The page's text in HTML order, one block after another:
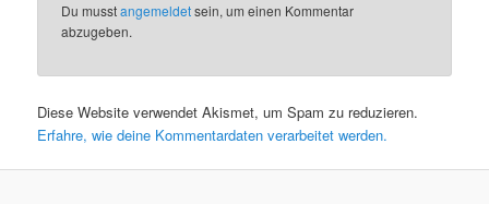
Du musstangemeldetsein, um einen Kommentar
abzugeben.
Diese Website verwendet Akismet, um Spam zu reduzieren.
Erfahre, wie deine Kommentardaten verarbeitet werden.